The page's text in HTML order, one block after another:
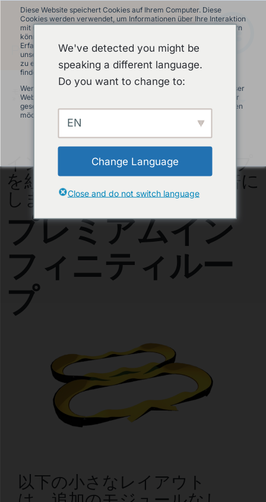
Diese Website speichert Cookies auf Ihrem Computer. Diese
Cookies werden verwendet, um Informationen über Ihre Interaktion
mit unserer Website zu erfassen und damit wir uns an Sie erinnern
können. Wir nutzen diese Informationen, um Ihre Website-
Erfahrung zu optimieren und um Analysen und Kennzahlen über
unsere Besucher auf dieser Website und anderen Medien-Seiten
zu erstellen. Mehr Infos über die von uns eingesetzten Cookies
finden Sie in unserer Datenschutzrichtlinie.
Wenn Sie ablehnen, werden Ihre Informationen beim Besuch dieser
Website nicht erfasst. Ein einzelnes Cookie wird in Ihrem Browser
gesetzt, um daran zu erinnern, dass Sie nicht nachverfolgt werden
möchten.
モジュラーパンプトラック
プレミアムインフィニティループ
インフィニティは2つのループ
を組み合わせて楽しさを 2 倍に
します。
プレミアムイン
フィニティルー
プ
以下の小さなレイアウト
We've detected you might be
speaking a different language.
Do you want to change to:
EN
Change Language
Close and do not switch language